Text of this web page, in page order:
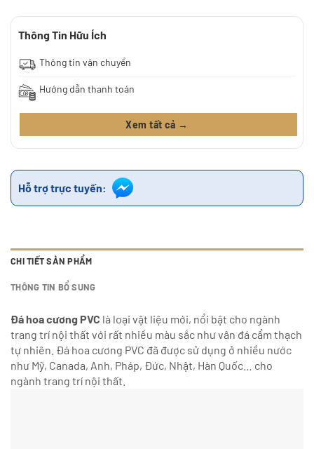
Thông Tin Hữu Ích
Thông tin vận chuyển
Hướng dẫn thanh toán
Xem tất cả →
Hỗ trợ trực tuyến:
CHI TIẾT SẢN PHẨM
THÔNG TIN BỔ SUNG
Đá hoa cương PVC là loại vật liệu mới, nổi bật cho ngành
trang trí nội thất với rất nhiều màu sắc như vân đá cẩm thạch
tự nhiên. Đá hoa cương PVC đã được sử dụng ở nhiều nước
như Mỹ, Canada, Anh, Pháp, Đức, Nhật, Hàn Quốc… cho
ngành trang trí nội thất.